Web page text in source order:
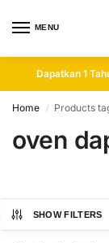
MENU
Dapatkan 1
Home / Products
oven
SHOW FILTERS